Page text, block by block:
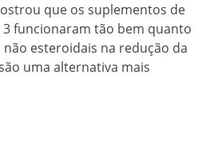
que os suplementos de
3 funcionaram tão bem quanto
esteroidais na redução da
uma alternativa mais